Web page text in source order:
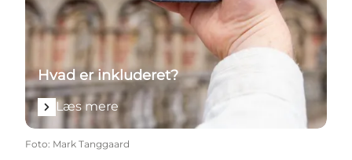
Hvad er inkluderet?
Læs mere
Foto: Mark Tanggaard